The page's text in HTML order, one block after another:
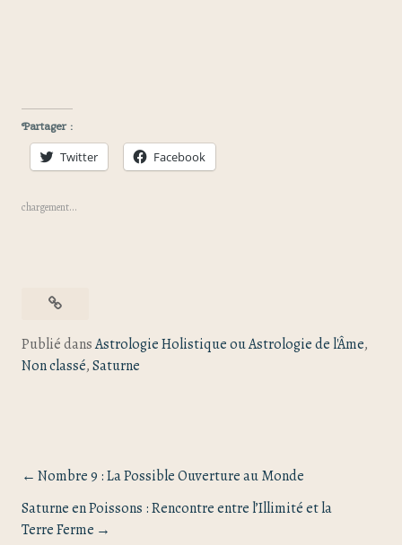
Partager :
Twitter Facebook
chargement…
Publié dansAstrologie Holistique ou Astrologie de l'Âme,
Non classé,Saturne
Nombre 9 : La Possible Ouverture au Monde
Saturne en Poissons : Rencontre entre l’Illimité et la
Terre Ferme